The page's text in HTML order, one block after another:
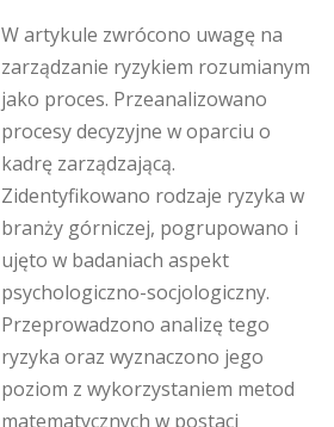
W artykule zwrócono uwagę na
zarządzanie ryzykiem rozumianym
jako proces. Przeanalizowano
procesy decyzyjne w oparciu o
kadrę zarządzającą.
Zidentyfikowano rodzaje ryzyka w
branży górniczej, pogrupowano i
ujęto w badaniach aspekt
psychologiczno-socjologiczny.
Przeprowadzono analizę tego
ryzyka oraz wyznaczono jego
poziom z wykorzystaniem metod
matematycznych w postaci